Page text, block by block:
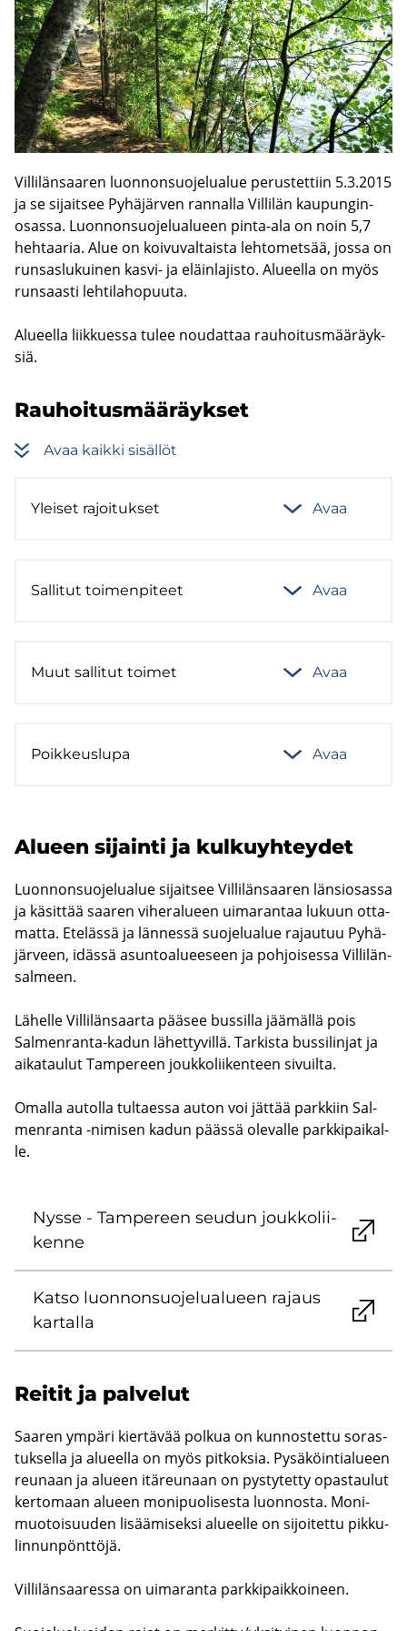
Vil­li­län­saa­ren luon­non­suo­je­lua­lue pe­rus­tet­tiin 5.3.2015
ja se si­jait­see Py­hä­jär­ven ran­nal­la Vil­li­län kau­pun­gin­
osas­sa. Luon­non­suo­je­lua­lu­een pinta-​ala on noin 5,7
heh­taa­ria. Alue on koi­vu­val­tais­ta leh­to­met­sää, jossa on
run­sas­lu­kui­nen kasvi-​ ja eläin­la­jis­to. Alu­eel­la on myös
run­saas­ti leh­ti­la­ho­puu­ta.
Alu­eel­la liik­kues­sa tulee nou­dat­taa rau­hoi­tus­mää­räyk­
siä.
Rau­hoi­tus­mää­räyk­set
Avaa kaik­ki si­säl­löt
Ylei­set ra­joi­tuk­set Avaa
Sal­li­tut toi­men­pi­teet Avaa
Muut sal­li­tut toi­met Avaa
Poik­keus­lu­pa Avaa
Alu­een si­jain­ti ja kul­ku­yh­tey­det
Luon­non­suo­je­lua­lue si­jait­see Vil­li­län­saa­ren län­sio­sas­sa
ja kä­sit­tää saa­ren vi­he­ra­lu­een ui­ma­ran­taa lu­kuun ot­ta­
mat­ta. Ete­läs­sä ja län­nes­sä suo­je­lua­lue ra­jau­tuu Py­hä­
jär­veen, idäs­sä asun­toa­lu­ee­seen ja poh­joi­ses­sa Vil­li­län­
sal­meen.
Lä­hel­le Vil­li­län­saar­ta pää­see bus­sil­la jää­mäl­lä pois
Salmenranta-​kadun lä­het­ty­vil­lä. Tar­kis­ta bus­si­lin­jat ja
ai­ka­tau­lut Tam­pe­reen jouk­ko­lii­ken­teen si­vuil­ta.
Omal­la au­tol­la tul­taes­sa auton voi jät­tää park­kiin Sal­
men­ran­ta -​nimisen kadun pääs­sä ole­val­le park­ki­pai­kal­
le.
Nysse - Tam­pe­reen seu­dun jouk­ko­lii­
ken­ne
Katso luon­non­suo­je­lua­lu­een ra­jaus
kar­tal­la
Rei­tit ja pal­ve­lut
Saa­ren ym­pä­ri kier­tä­vää pol­kua on kun­nos­tet­tu so­ras­
tuk­sel­la ja alu­eel­la on myös pit­kok­sia. Py­sä­köin­tia­lu­een
reu­naan ja alu­een itä­reu­naan on pys­ty­tet­ty opas­tau­lut
ker­to­maan alu­een mo­ni­puo­li­ses­ta luon­nos­ta. Mo­ni­
muo­toi­suu­den li­sää­mi­sek­si alu­eel­le on si­joi­tet­tu pik­ku­
lin­nun­pönt­tö­jä.
Vil­li­län­saa­res­sa on ui­ma­ran­ta park­ki­paik­koi­neen.